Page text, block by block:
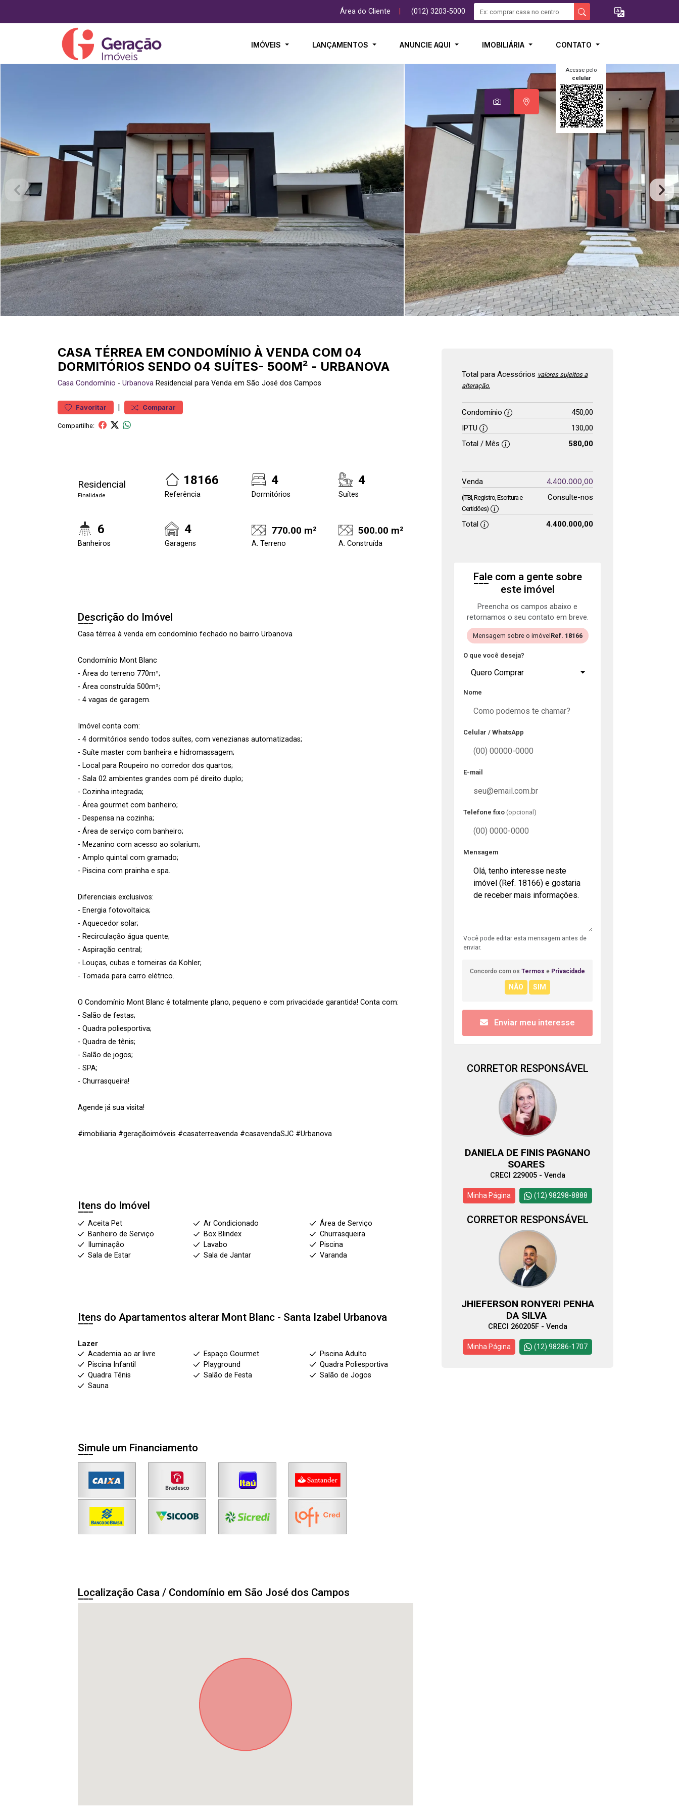
Área do Cliente (012) 3203-5000
IMÓVEIS LANÇAMENTOS ANUNCIE AQUI IMOBILIÁRIA CONTATO
Acesse pelo
celular
CASA TÉRREA EM CONDOMÍNIO À VENDA COM 04
DORMITÓRIOS SENDO 04 SUÍTES- 500M² - URBANOVA
Casa Condomínio - Urbanova Residencial para Venda em São José dos Campos
Favoritar | Comparar
Compartilhe:
Residencial
Finalidade
18166
Referência
4
Dormitórios
4
Suítes
6
Banheiros
4
Garagens
770.00 m²
A. Terreno
500.00 m²
A. Construída
Descrição do Imóvel
Casa térrea à venda em condomínio fechado no bairro Urbanova
Condomínio Mont Blanc
- Área do terreno 770m²;
- Área construída 500m²;
- 4 vagas de garagem.
Imóvel conta com:
- 4 dormitórios sendo todos suítes, com venezianas automatizadas;
- Suíte master com banheira e hidromassagem;
- Local para Roupeiro no corredor dos quartos;
- Sala 02 ambientes grandes com pé direito duplo;
- Cozinha integrada;
- Área gourmet com banheiro;
- Despensa na cozinha;
- Área de serviço com banheiro;
- Mezanino com acesso ao solarium;
- Amplo quintal com gramado;
- Piscina com prainha e spa.
Diferenciais exclusivos:
- Energia fotovoltaica;
- Aquecedor solar;
- Recirculação água quente;
- Aspiração central;
- Louças, cubas e torneiras da Kohler;
- Tomada para carro elétrico.
O Condomínio Mont Blanc é totalmente plano, pequeno e com privacidade garantida! Conta com:
- Salão de festas;
- Quadra poliesportiva;
- Quadra de tênis;
- Salão de jogos;
- SPA;
- Churrasqueira!
Agende já sua visita!
#imobiliaria #geraçãoimóveis #casaterreavenda #casavendaSJC #Urbanova
Itens do Imóvel
Aceita Pet Ar Condicionado
Área de Serviço
Banheiro de Serviço
Box Blindex
Churrasqueira
Iluminação
Lavabo
Piscina
Sala de Estar
Sala de Jantar Varanda
Itens do Apartamentos alterar Mont Blanc - Santa Izabel Urbanova
Lazer
Academia ao ar livre
Espaço Gourmet
Piscina Adulto
Piscina Infantil
Playground
Quadra Poliesportiva
Quadra Tênis
Salão de Festa
Salão de Jogos
Sauna
Simule um Financiamento
Localização Casa / Condomínio em São José dos Campos
Total para Acessórios valores sujeitos a
alteração.
Condomínio
450,00
IPTU
130,00
Total / Mês
580,00
Venda 4.400.000,00
(ITBI, Registro, Escritura e
Certidões)
Consulte-nos
Total 4.400.000,00
Fale com a gente sobre
este imóvel
Preencha os campos abaixo e
retornamos o seu contato em breve.
Mensagem sobre o imóvel Ref. 18166
O que você deseja?
Quero Comprar
Nome
Celular / WhatsApp
E-mail
Telefone fixo (opcional)
Mensagem
Você pode editar esta mensagem antes de
enviar.
Concordo com os Termos e Privacidade
Enviar meu interesse
CORRETOR RESPONSÁVEL
DANIELA DE FINIS PAGNANO
SOARES
CRECI 229005 - Venda
Minha Página (12) 98298-8888
CORRETOR RESPONSÁVEL
JHIEFERSON RONYERI PENHA
DA SILVA
CRECI 260205F - Venda
Minha Página (12) 98286-1707